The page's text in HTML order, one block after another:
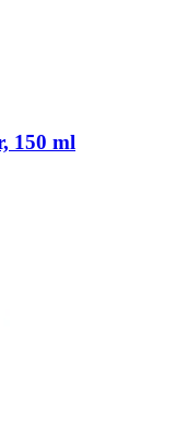
150 ml